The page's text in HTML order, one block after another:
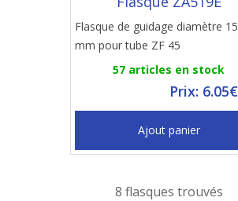
Flasque de guidage diamètre
mm pour tube ZF 45
57 articles en stock
Prix:
Ajout panier
8 flasques trouvés